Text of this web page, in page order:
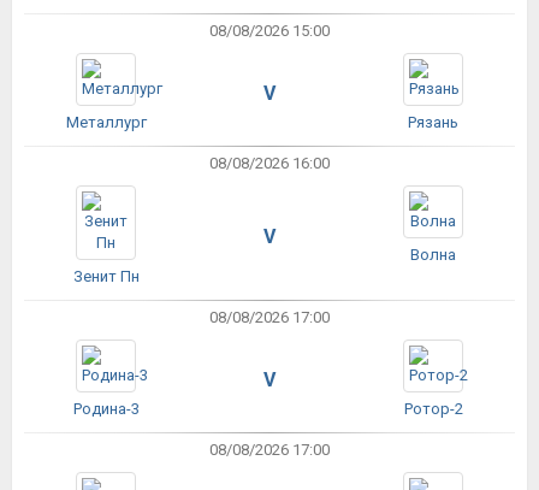
08/08/2026 15:00
Металлург
V
Рязань
08/08/2026 16:00
Зенит Пн
V
Волна
08/08/2026 17:00
Родина-3
V
Ротор-2
08/08/2026 17:00